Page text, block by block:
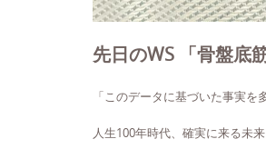
先日のWS 「骨盤底
「このデータに基づいた事実
人生100年時代、確実に来る未